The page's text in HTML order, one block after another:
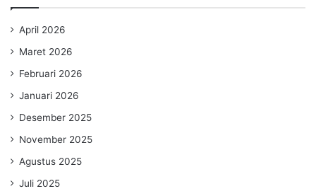
April 2026
Maret 2026
Februari 2026
Januari 2026
Desember 2025
November 2025
Agustus 2025
Juli 2025